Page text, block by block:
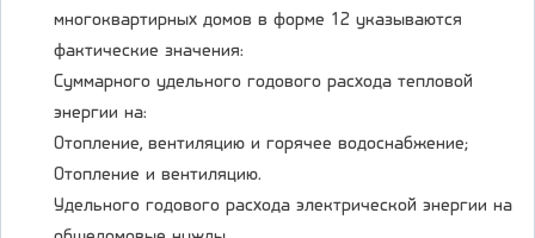
многоквартирных домов в форме 12 указываются
фактические значения:
Суммарного удельного годового расхода тепловой
энергии на:
Отопление, вентиляцию и горячее водоснабжение;
Отопление и вентиляцию.
Удельного годового расхода электрической энергии на